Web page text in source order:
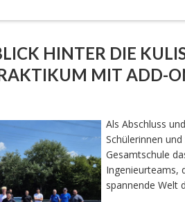
HINTER DIE
MIT ADD-
Als Abschluss
Schülerinnen
Gesamtschule
Ingenieurteams,
spannende Welt